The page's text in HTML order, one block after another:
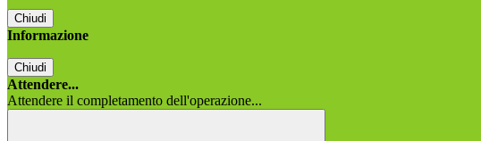
Chiudi
Informazione
Chiudi
Attendere...
Attendere il completamento dell'operazione...